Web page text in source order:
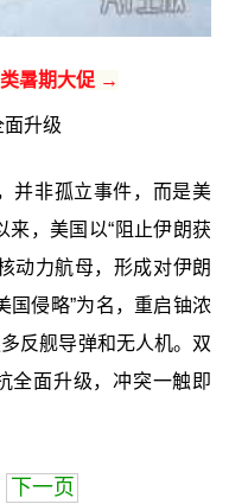
暑期大促 →
升级
并非孤立事件，而是美
，美国以“阻止伊朗获
动力航母，形成对伊朗
国侵略”为名，重启铀浓
反舰导弹和无人机。双
全面升级，冲突一触即
下一页